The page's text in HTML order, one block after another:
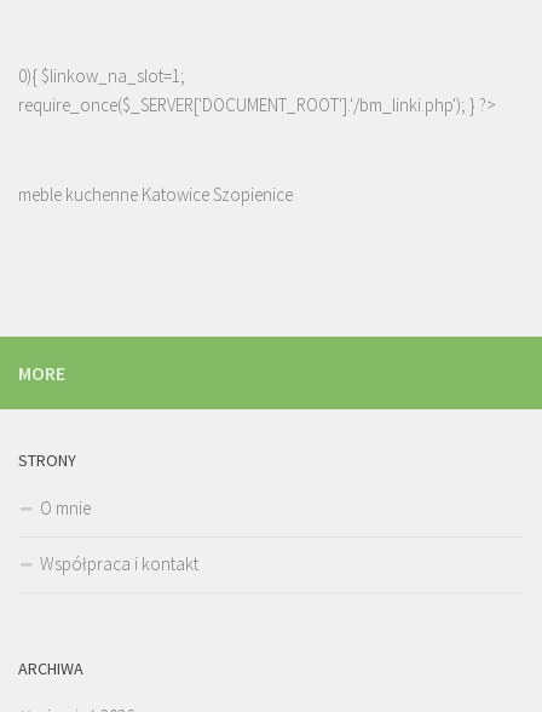
0){ $linkow_na_slot=1;
require_once($_SERVER['DOCUMENT_ROOT'].'/bm_linki.php'); } ?>
meble kuchenne Katowice Szopienice
MORE
STRONY
O mnie
Współpraca i kontakt
ARCHIWA